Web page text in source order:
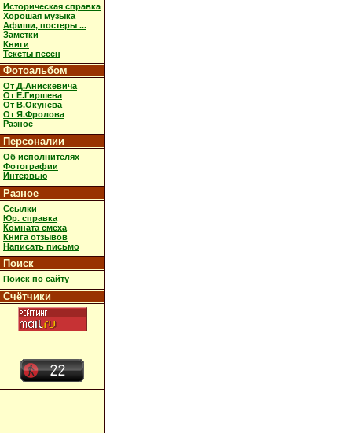
Историческая справка
Хорошая музыка
Афиши, постеры ...
Заметки
Книги
Тексты песен
Фотоальбом
От Д.Анискевича
От Е.Гиршева
От В.Окунева
От Я.Фролова
Разное
Персоналии
Об исполнителях
Фотографии
Интервью
Разное
Ссылки
Юр. справка
Комната смеха
Книга отзывов
Написать письмо
Поиск
Поиск по сайту
Счётчики